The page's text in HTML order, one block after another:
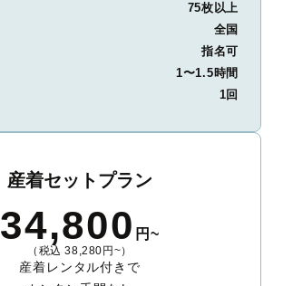
75枚以上
全国
指名可
1〜1.5時間
1回
産着セットプラン
34,800 円~
（税込 38,280円~）
産着レンタル付きで